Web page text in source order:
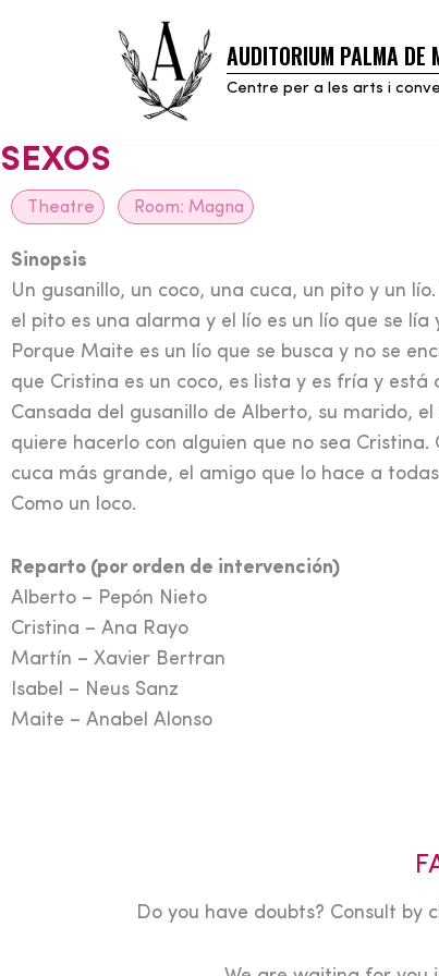
AUDITORIUM PALMA DE
Centre per a les arts i
SEXOS
Theatre Room: Magna
Sinopsis
Un gusanillo, un coco, una cuca, un pito y un
el pito es una alarma y el lío es un lío que se lía
Porque Maite es un lío que se busca y no se
que Cristina es un coco, es lista y es fría y está
Cansada del gusanillo de Alberto, su marido,
quiere hacerlo con alguien que no sea
cuca más grande, el amigo que lo hace a
Como un loco.
Reparto (por orden de intervención)
Alberto – Pepón Nieto
Cristina – Ana Rayo
Martín – Xavier Bertran
Isabel – Neus Sanz
Maite – Anabel Alonso
Do you have doubts? Consult by